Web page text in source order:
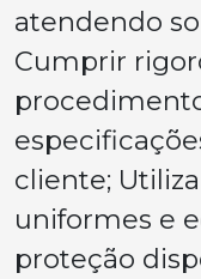
atendendo
Cumprir
cliente;
uniformes e
proteção